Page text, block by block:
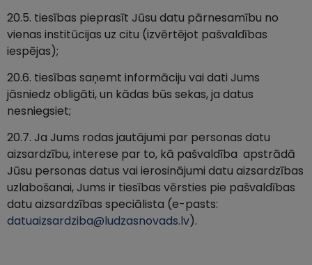
20.5. tiesības pieprasīt Jūsu datu pārnesamību no
vienas institūcijas uz citu (izvērtējot pašvaldības
iespējas);
20.6. tiesības saņemt informāciju vai dati Jums
jāsniedz obligāti, un kādas būs sekas, ja datus
nesniegsiet;
20.7. Ja Jums rodas jautājumi par personas datu
aizsardzību, interese par to, kā pašvaldība apstrādā
Jūsu personas datus vai ierosinājumi datu aizsardzības
uzlabošanai, Jums ir tiesības vērsties pie pašvaldības
datu aizsardzības speciālista (e-pasts:
datuaizsardziba@ludzasnovads.lv).